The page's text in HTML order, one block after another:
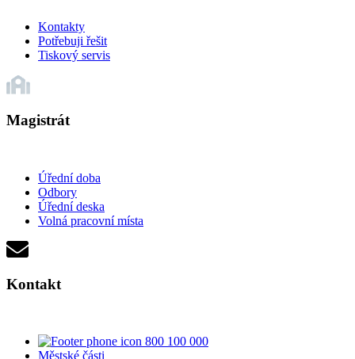
Kontakty
Potřebuji řešit
Tiskový servis
Magistrát
Úřední doba
Odbory
Úřední deska
Volná pracovní místa
Kontakt
800 100 000
Městské části